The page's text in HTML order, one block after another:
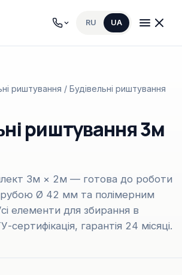
RU UA
риштування / Будівельні риштування
риштування 3м
3м × 2м — готова до роботи
Ø 42 мм та полімерним
елементи для збирання в
сертифікація, гарантія 24 місяці.